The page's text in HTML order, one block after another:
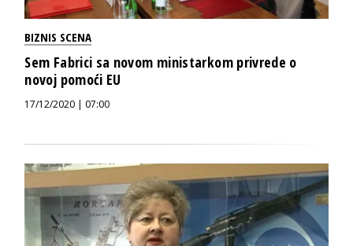
BIZNIS SCENA
Sem Fabrici sa novom ministarkom privrede o
novoj pomoći EU
17/12/2020 | 07:00